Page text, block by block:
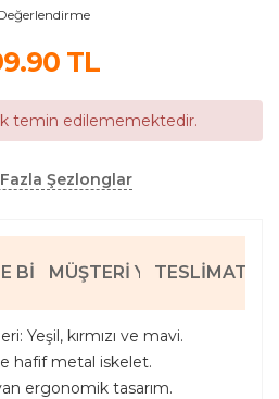
TL
temin edilememektedir.
Şezlonglar
BILGILERI
MÜŞTERI YORUMLARI
TESLIMAT
Yeşil, kırmızı ve mavi.
hafif metal iskelet.
ergonomik tasarım.